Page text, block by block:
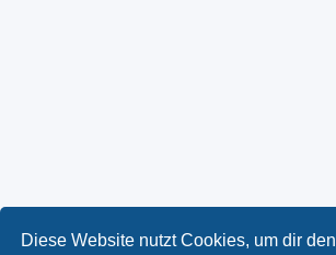
Diese Website nutzt Cookies, um dir den